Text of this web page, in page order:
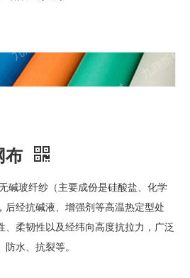
布
碱玻纤纱（主要成份是硅酸盐、化学
后经抗碱液、增强剂等高温热定型处
、柔韧性以及经纬向高度抗拉力，广泛
水、抗裂等。